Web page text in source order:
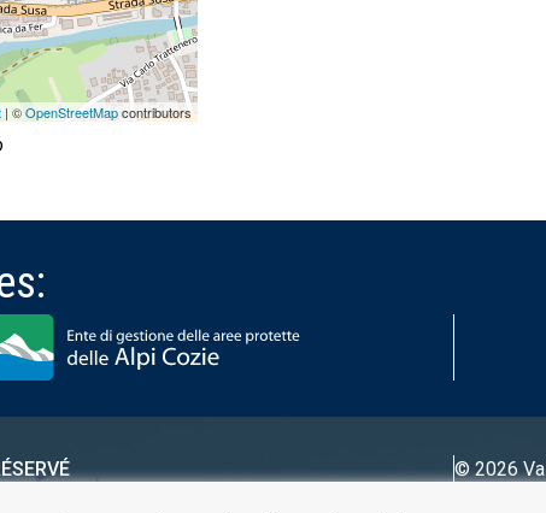
| ©OpenStreetMapcontributors
© 2026